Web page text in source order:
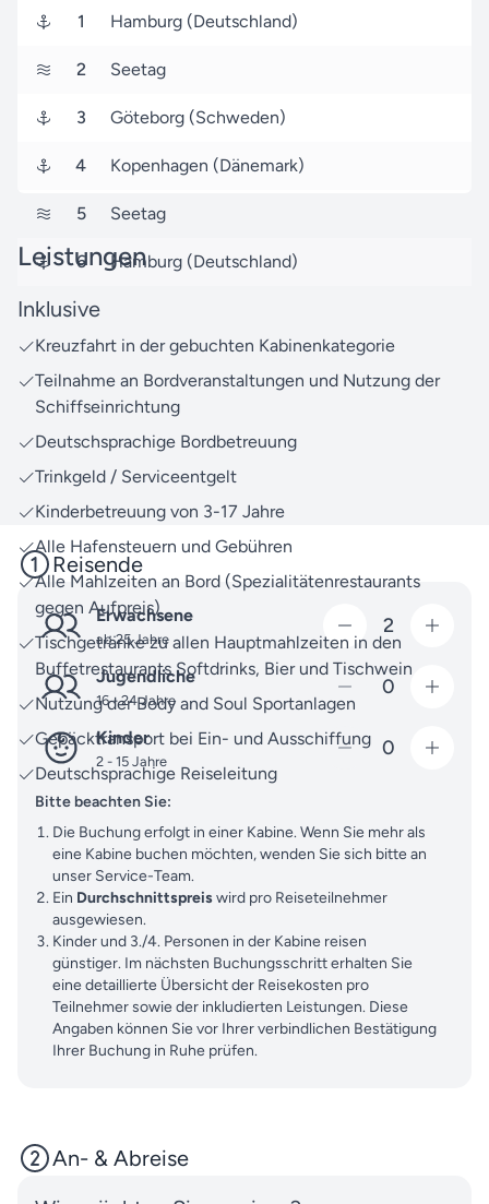
Startpunkt ist Hamburg (Deutschland) am 24. Mai
2027. Nach 5 Tagen erreichen Sie den Zielhafen
Hamburg (Deutschland), wo Ihre Reise endet.
Seereisen.de ist Ihr zuverlässiger Partner, um Ihre
Reise mit AIDA Cruises zu einem unvergesslichen
Erlebnis zu machen – dank unserer langjährigen
Erfahrung und einem Service, der für Qualität steht.
Entdecken Sie weitere Nordeuropa-Reisen mit
unserer
Reisesuche. Für AIDA Cruises und viele
andereReedereien
Unser erfahrenes Team von Reiseexperten steht
Ihnen jederzeit bei Fragen zur Verfügung. Zögern Sie
Freuen Sie sich auf eine Auszeit voller
Ihre Vorstellungen in ein unvergessliches Abenteuer
verwandeln.
1 Hamburg (Deutschland)
2 Seetag
3 Göteborg (Schweden)
4 Kopenhagen (Dänemark)
5 Seetag
6 Hamburg (Deutschland)
Leistungen
Inklusive
Kreuzfahrt in der gebuchten Kabinenkategorie
Teilnahme an Bordveranstaltungen und Nutzung der
Schiffseinrichtung
Deutschsprachige Bordbetreuung
Trinkgeld / Serviceentgelt
Kinderbetreuung von 3-17 Jahre
Alle Hafensteuern und Gebühren
Alle Mahlzeiten an Bord (Spezialitätenrestaurants
gegen Aufpreis)
Tischgetränke zu allen Hauptmahlzeiten in den
Buffetrestaurants Softdrinks, Bier und Tischwein
Nutzung der Body and Soul Sportanlagen
Gepäcktransport bei Ein- und Ausschiffung
Deutschsprachige Reiseleitung
Reisende
Erwachsene
ab 25 Jahre
2
Jugendliche
16 - 24 Jahre
0
Kinder
2 - 15 Jahre
0
Bitte beachten Sie:
Die Buchung erfolgt in einer Kabine. Wenn Sie mehr als
eine Kabine buchen möchten, wenden Sie sich bitte an
unser Service-Team.
Ein Durchschnittspreiswird pro Reiseteilnehmer
ausgewiesen.
Kinder und 3./4. Personen in der Kabine reisen
günstiger. Im nächsten Buchungsschritt erhalten Sie
eine detaillierte Übersicht der Reisekosten pro
Teilnehmer sowie der inkludierten Leistungen. Diese
Angaben können Sie vor Ihrer verbindlichen Bestätigung
Ihrer Buchung in Ruhe prüfen.
An- & Abreise